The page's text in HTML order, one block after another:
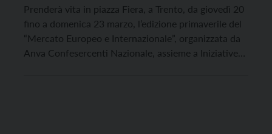
Prenderà vita in piazza Fiera, a Trento, da giovedì 20
fino a domenica 23 marzo, l’edizione primaverile del
“Mercato Europeo e Internazionale”, organizzata da
Anva Confesercenti Nazionale, assieme a Iniziative